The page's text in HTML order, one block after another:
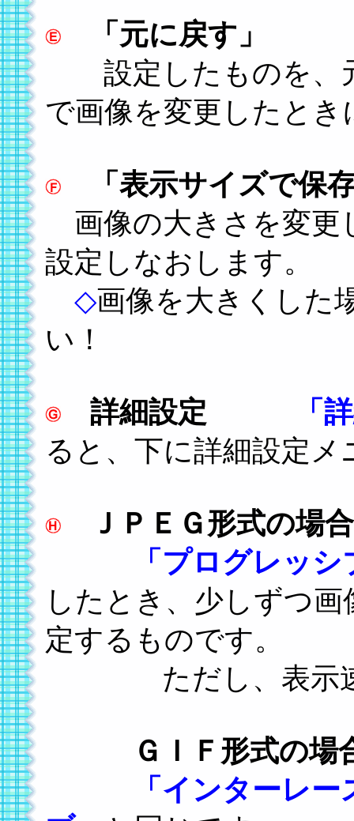
「元に戻す」
設定したものを、
で画像を変更したとき
「表示サイズで保
画像の大きさを変更
設定しなおします。
◇画像を大きくした
い！
詳細設定
「
ると、下に詳細設定
ＪＰＥＧ形式の場合
「プログレッシ
したとき、少しずつ
定するものです。
ただし、表示速
ＧＩＦ形式の場
「インターレー